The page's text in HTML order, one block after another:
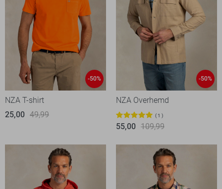
-50%
NZA T-shirt
25,00 49,99
-50%
NZA Overhemd
1
55,00 109,99